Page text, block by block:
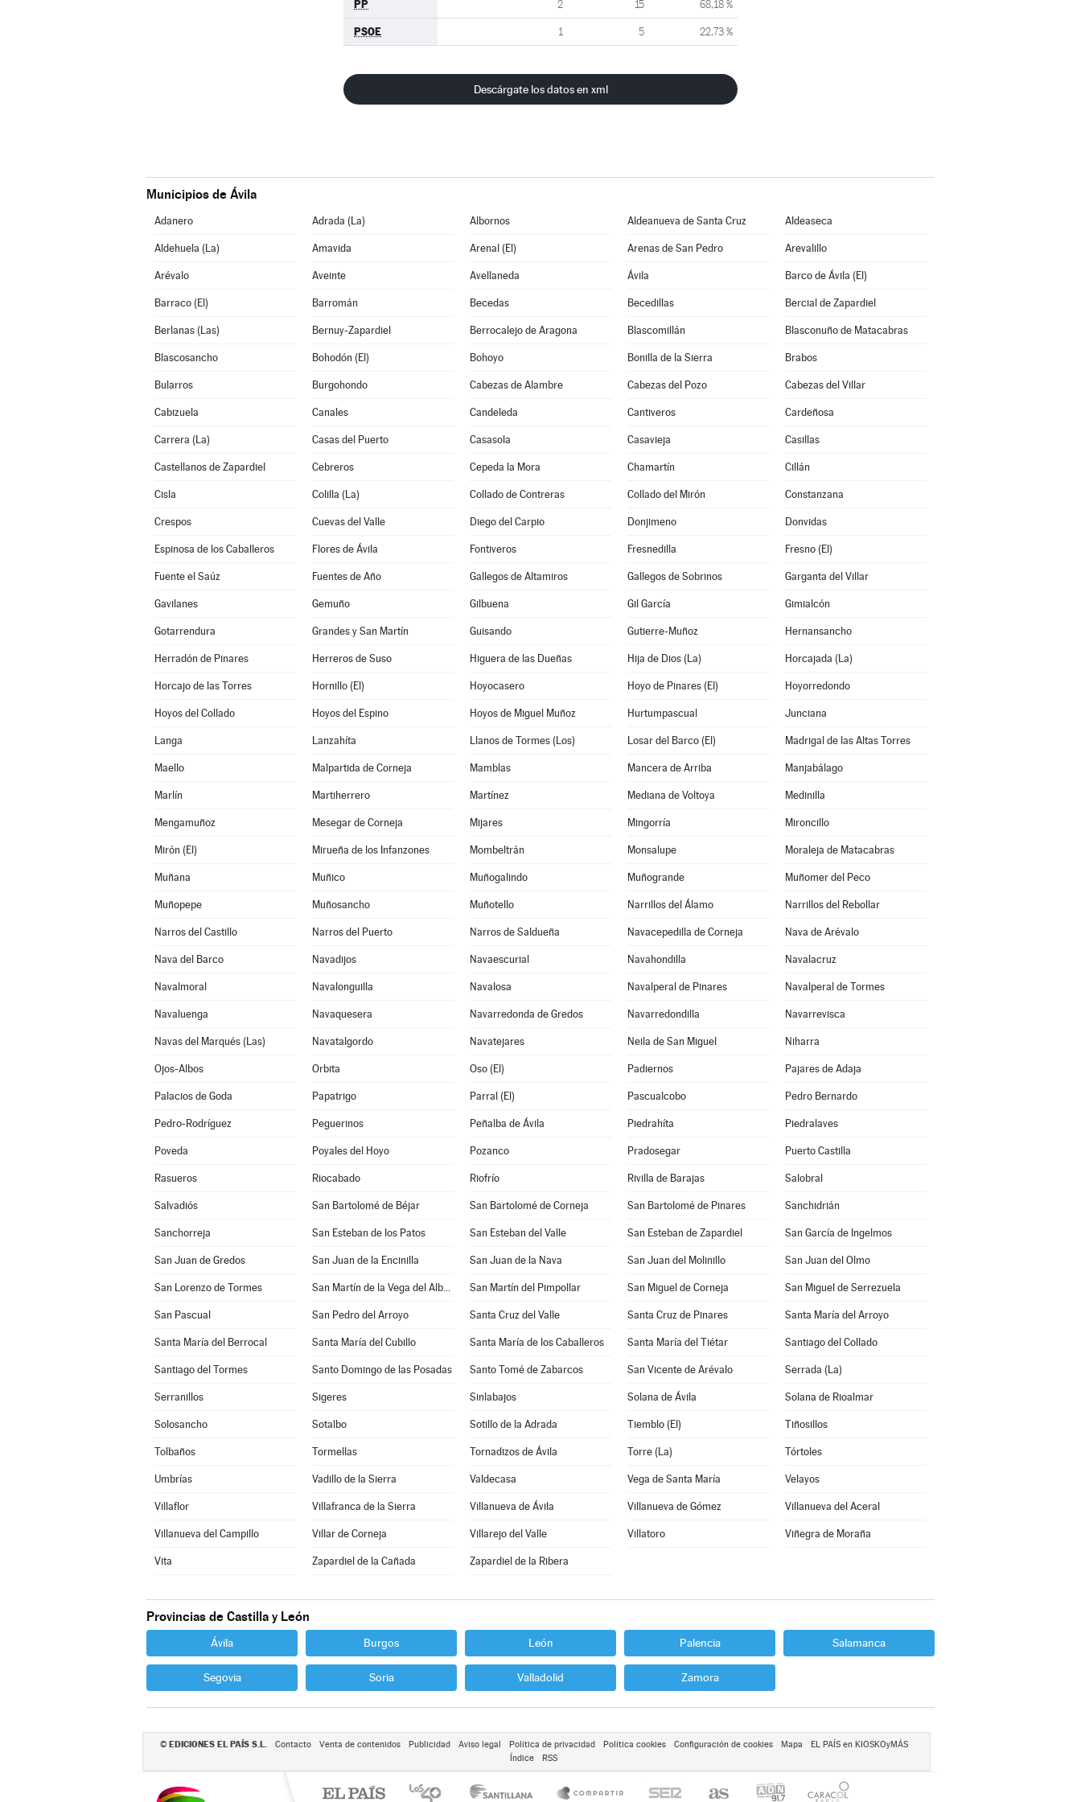
PP 2 15 68,18 %
PSOE 1 5 22,73 %
Descárgate los datos en xml
Municipios de Ávila
Adanero Adrada (La) Albornos Aldeanueva de Santa Cruz Aldeaseca
Aldehuela (La) Amavida Arenal (El) Arenas de San Pedro Arevalillo
Arévalo Aveinte Avellaneda Ávila Barco de Ávila (El)
Barraco (El) Barromán Becedas Becedillas Bercial de Zapardiel
Berlanas (Las) Bernuy-Zapardiel Berrocalejo de Aragona Blascomillán Blasconuño de Matacabras
Blascosancho Bohodón (El) Bohoyo Bonilla de la Sierra Brabos
Bularros Burgohondo Cabezas de Alambre Cabezas del Pozo Cabezas del Villar
Cabizuela Canales Candeleda Cantiveros Cardeñosa
Carrera (La) Casas del Puerto Casasola Casavieja Casillas
Castellanos de Zapardiel Cebreros Cepeda la Mora Chamartín Cillán
Cisla Colilla (La) Collado de Contreras Collado del Mirón Constanzana
Crespos Cuevas del Valle Diego del Carpio Donjimeno Donvidas
Espinosa de los Caballeros Flores de Ávila Fontiveros Fresnedilla Fresno (El)
Fuente el Saúz Fuentes de Año Gallegos de Altamiros Gallegos de Sobrinos Garganta del Villar
Gavilanes Gemuño Gilbuena Gil García Gimialcón
Gotarrendura Grandes y San Martín Guisando Gutierre-Muñoz Hernansancho
Herradón de Pinares Herreros de Suso Higuera de las Dueñas Hija de Dios (La) Horcajada (La)
Horcajo de las Torres Hornillo (El) Hoyocasero Hoyo de Pinares (El) Hoyorredondo
Hoyos del Collado Hoyos del Espino Hoyos de Miguel Muñoz Hurtumpascual Junciana
Langa Lanzahíta Llanos de Tormes (Los) Losar del Barco (El) Madrigal de las Altas Torres
Maello Malpartida de Corneja Mamblas Mancera de Arriba Manjabálago
Marlín Martiherrero Martínez Mediana de Voltoya Medinilla
Mengamuñoz Mesegar de Corneja Mijares Mingorría Mironcillo
Mirón (El) Mirueña de los Infanzones Mombeltrán Monsalupe Moraleja de Matacabras
Muñana Muñico Muñogalindo Muñogrande Muñomer del Peco
Muñopepe Muñosancho Muñotello Narrillos del Álamo Narrillos del Rebollar
Narros del Castillo Narros del Puerto Narros de Saldueña Navacepedilla de Corneja Nava de Arévalo
Nava del Barco Navadijos Navaescurial Navahondilla Navalacruz
Navalmoral Navalonguilla Navalosa Navalperal de Pinares Navalperal de Tormes
Navaluenga Navaquesera Navarredonda de Gredos Navarredondilla Navarrevisca
Navas del Marqués (Las) Navatalgordo Navatejares Neila de San Miguel Niharra
Ojos-Albos Orbita Oso (El) Padiernos Pajares de Adaja
Palacios de Goda Papatrigo Parral (El) Pascualcobo Pedro Bernardo
Pedro-Rodríguez Peguerinos Peñalba de Ávila Piedrahíta Piedralaves
Poveda Poyales del Hoyo Pozanco Pradosegar Puerto Castilla
Rasueros Riocabado Riofrío Rivilla de Barajas Salobral
Salvadiós San Bartolomé de Béjar San Bartolomé de Corneja San Bartolomé de Pinares Sanchidrián
Sanchorreja San Esteban de los Patos San Esteban del Valle San Esteban de Zapardiel San García de Ingelmos
San Juan de Gredos San Juan de la Encinilla San Juan de la Nava San Juan del Molinillo San Juan del Olmo
San Lorenzo de Tormes San Martín de la Vega del Alberche San Martín del Pimpollar San Miguel de Corneja San Miguel de Serrezuela
San Pascual San Pedro del Arroyo Santa Cruz del Valle Santa Cruz de Pinares Santa María del Arroyo
Santa María del Berrocal Santa María del Cubillo Santa María de los Caballeros Santa María del Tiétar Santiago del Collado
Santiago del Tormes Santo Domingo de las Posadas Santo Tomé de Zabarcos San Vicente de Arévalo Serrada (La)
Serranillos Sigeres Sinlabajos Solana de Ávila Solana de Rioalmar
Solosancho Sotalbo Sotillo de la Adrada Tiemblo (El) Tiñosillos
Tolbaños Tormellas Tornadizos de Ávila Torre (La) Tórtoles
Umbrías Vadillo de la Sierra Valdecasa Vega de Santa María Velayos
Villaflor Villafranca de la Sierra Villanueva de Ávila Villanueva de Gómez Villanueva del Aceral
Villanueva del Campillo Villar de Corneja Villarejo del Valle Villatoro Viñegra de Moraña
Vita Zapardiel de la Cañada Zapardiel de la Ribera
Provincias de Castilla y León
Ávila Burgos León Palencia Salamanca
Segovia Soria Valladolid Zamora
© EDICIONES EL PAÍS S.L. Contacto Venta de contenidos Publicidad Aviso legal Política de privacidad Política cookies Configuración de cookies Mapa
EL PAÍS en KIOSKOyMÁS
Índice
RSS